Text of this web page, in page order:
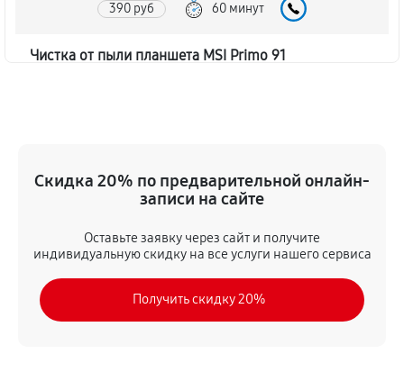
390 руб 60 минут
Чистка от пыли планшета MSI Primo 91
Замена динамика планшета MSI Primo 91
60 минут
Замена задней крышки
520 руб 60 минут
Скидка 20% по предварительной онлайн-
записи на сайте
Оставьте заявку через сайт и получите
индивидуальную скидку на все услуги нашего сервиса
Получить скидку 20%